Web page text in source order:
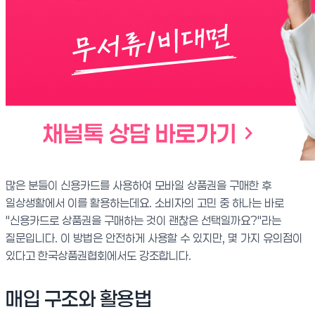
많은 분들이 신용카드를 사용하여 모바일 상품권을 구매한 후
일상생활에서 이를 활용하는데요. 소비자의 고민 중 하나는 바로
"신용카드로 상품권을 구매하는 것이 괜찮은 선택일까요?"라는
질문입니다. 이 방법은 안전하게 사용할 수 있지만, 몇 가지 유의점이
있다고 한국상품권협회에서도 강조합니다.
매입 구조와 활용법